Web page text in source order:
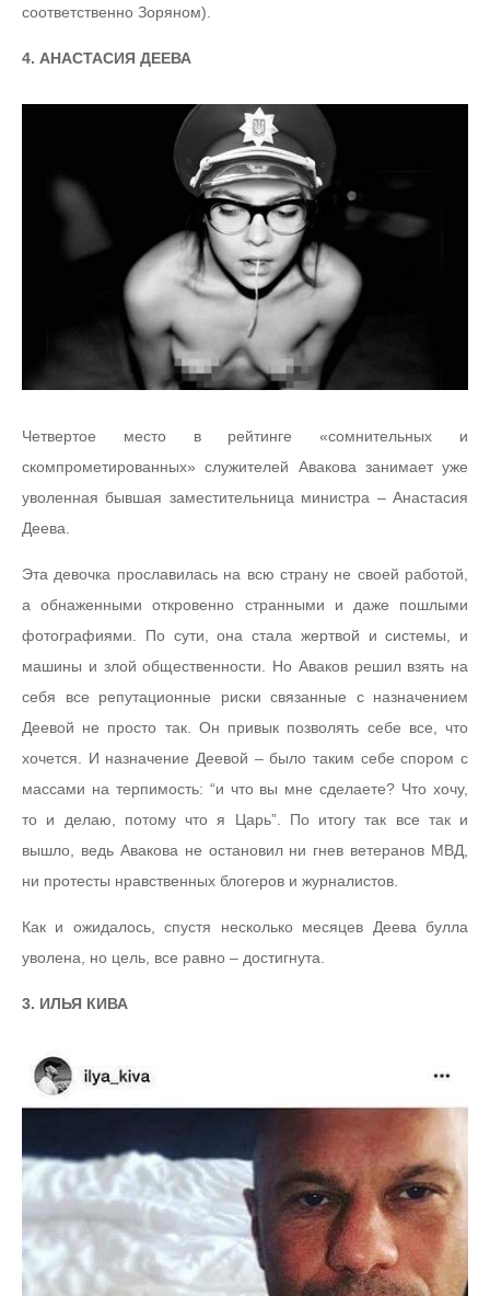
соответственно Зоряном).
4. АНАСТАСИЯ ДЕЕВА
Четвертое место в рейтинге «сомнительных и
скомпрометированных» служителей Авакова занимает уже
уволенная бывшая заместительница министра – Анастасия
Деева.
Эта девочка прославилась на всю страну не своей работой,
а обнаженными откровенно странными и даже пошлыми
фотографиями. По сути, она стала жертвой и системы, и
машины и злой общественности. Но Аваков решил взять на
себя все репутационные риски связанные с назначением
Деевой не просто так. Он привык позволять себе все, что
хочется. И назначение Деевой – было таким себе спором с
массами на терпимость: “и что вы мне сделаете? Что хочу,
то и делаю, потому что я Царь”. По итогу так все так и
вышло, ведь Авакова не остановил ни гнев ветеранов МВД,
ни протесты нравственных блогеров и журналистов.
Как и ожидалось, спустя несколько месяцев Деева булла
уволена, но цель, все равно – достигнута.
3. ИЛЬЯ КИВА